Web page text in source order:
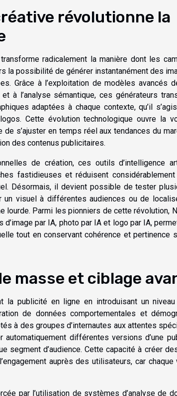
révolutionne la
radicalement la manière dont les
la possibilité de générer instantanément des
Grâce à l’exploitation de modèles avancés
à l’analyse sémantique, ces générateurs
adaptées à chaque contexte, qu’il
Cette évolution technologique ouvre la
s’ajuster en temps réel aux tendances du
des contenus publicitaires.
de création, ces outils d’intelligence
fastidieuses et réduisent
Désormais, il devient possible de tester
un visuel à différentes audiences ou de
lourde. Parmi les pionniers de cette révolution,
par IA, photo par IA et logo par IA,
tout en conservant cohérence et pertinence
masse et ciblage
la publicité en ligne en introduisant un
de données comportementales et
à des groupes d’internautes aux attentes
différentes versions d’une
segment d’audience. Cette capacité à créer
auprès des utilisateurs, car
par l’utilisation de systèmes d’analyse de